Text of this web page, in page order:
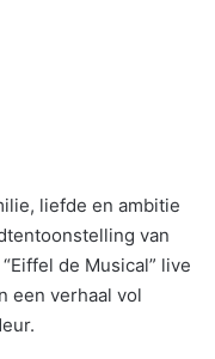
liefde en ambitie
van
de Musical” live
een verhaal vol